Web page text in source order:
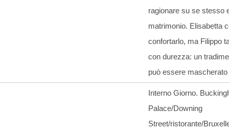
ragionare su se stesso
matrimonio. Elisabetta
confortarlo, ma Filippo
con durezza: un
può essere
Interno Giorno.
Palace/Downing
Street/ristorante/